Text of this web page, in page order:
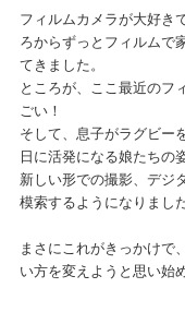
フィルムカメラが大好き
ろからずっとフィルムで
てきました。
ところが、ここ最近のフ
ごい！
そして、息子がラグビー
日に活発になる娘たちの
新しい形での撮影、デジ
模索するようになりました
まさにこれがきっかけで
い方を変えようと思い始